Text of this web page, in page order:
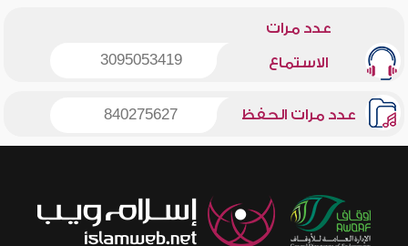
عدد مرات
الاستماع 3095053419
عدد مرات الحفظ 840275627